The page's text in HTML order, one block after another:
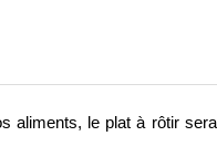
aliments, le plat à rôtir